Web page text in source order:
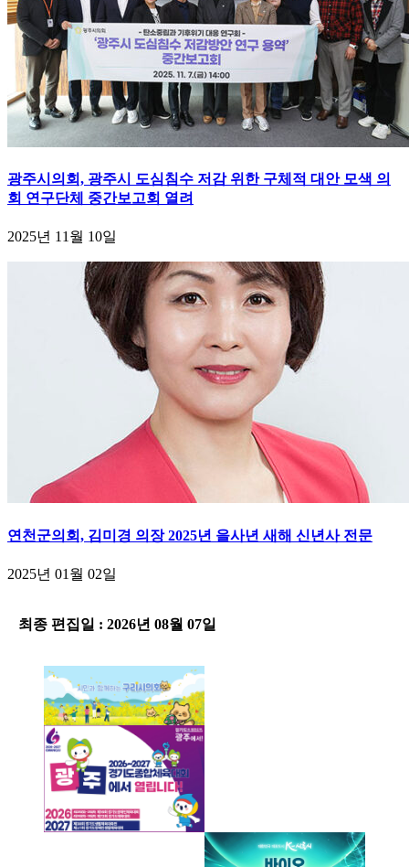
회 연구단체 중간보고회 열려